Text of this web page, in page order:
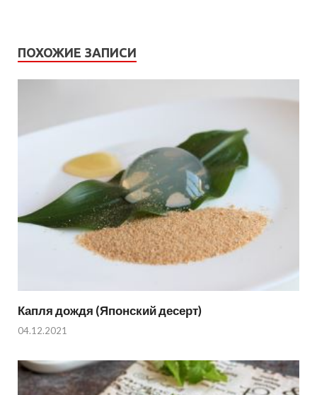
ПОХОЖИЕ ЗАПИСИ
Капля дождя (Японский десерт)
04.12.2021